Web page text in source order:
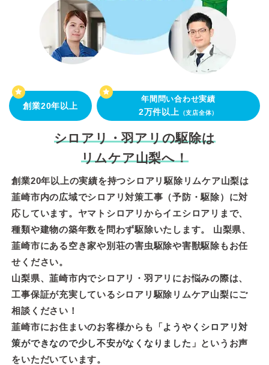
創業20年以上
年間問い合わせ実績
2万件以上 （支店全体）
シロアリ・羽アリの駆除は
リムケア山梨へ！
創業20年以上の実績を持つシロアリ駆除リムケア山梨は
韮崎市内の広域でシロアリ対策工事（予防・駆除）に対
応しています。ヤマトシロアリからイエシロアリまで、
種類や建物の築年数を問わず駆除いたします。 山梨県、
韮崎市にある空き家や別荘の害虫駆除や害獣駆除もお任
せください。
山梨県、韮崎市内でシロアリ・羽アリにお悩みの際は、
工事保証が充実しているシロアリ駆除リムケア山梨にご
相談ください！
韮崎市にお住まいのお客様からも「ようやくシロアリ対
策ができなので少し不安がなくなりました 」というお声
をいただいています。